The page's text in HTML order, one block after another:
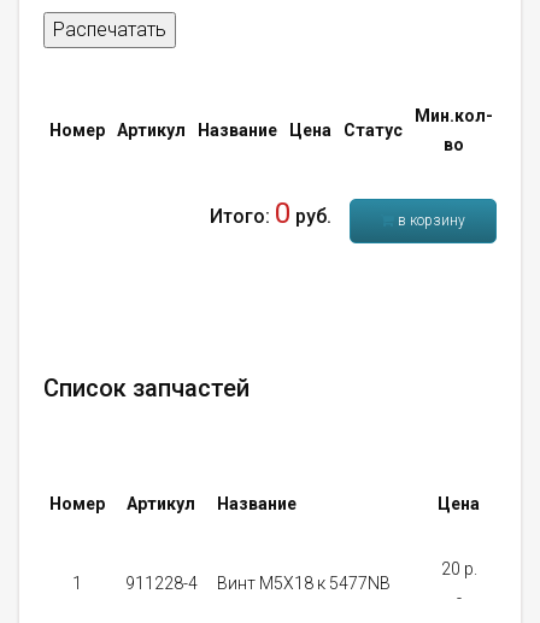
Распечатать
Номер Артикул Название Цена Статус
Мин.кол-
во
в корзину
Итого: 0 руб.
Список запчастей
Номер Артикул Название Цена
1 911228-4 Винт M5X18 к 5477NB
20 p.
-